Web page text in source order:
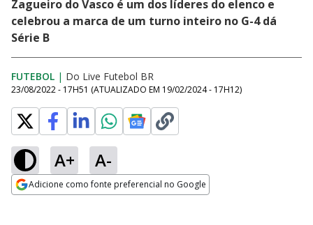
Zagueiro do Vasco é um dos líderes do elenco e
celebrou a marca de um turno inteiro no G-4 dá
Série B
FUTEBOL | Do Live Futebol BR
23/08/2022 - 17H51 (ATUALIZADO EM 19/02/2024 - 17H12)
A+ A-
Adicione como fonte preferencial no Google